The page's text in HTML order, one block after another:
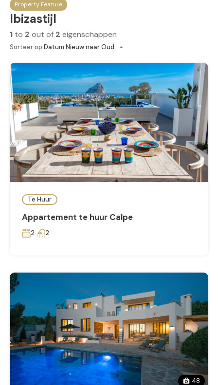
Property Feature
Ibizastijl
1 to 2 out of 2 eigenschappen
Sorteer op:Datum Nieuw naar Oud
Te Huur
Appartement te huur Calpe
2 2
48